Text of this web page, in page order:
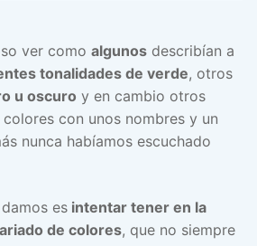
ver como algunos describían a
tonalidades de verde, otros
u oscuro y en cambio otros
con unos nombres y un
nunca habíamos escuchado
es intentar tener en la
de colores, que no siempre